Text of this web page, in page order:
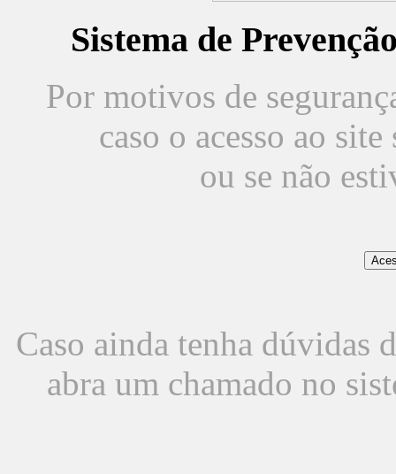
Sistema de
Por motivos de
caso o acesso ao
ou se não
Caso ainda tenha dúvidas
abra um chamado no